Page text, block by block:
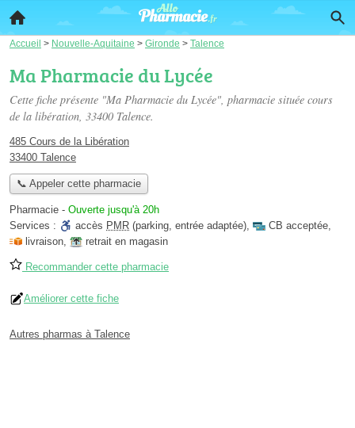
Accueil > Nouvelle-Aquitaine > Gironde > Talence
Ma Pharmacie du Lycée
Cette fiche présente "Ma Pharmacie du Lycée", pharmacie située cours
de la libération, 33400 Talence.
485 Cours de la Libération
33400 Talence
📞 Appeler cette pharmacie
Pharmacie - Ouverte jusqu'à 20h
Services :
accès PMR (parking, entrée adaptée), CB acceptée,
livraison, retrait en magasin
Recommander cette pharmacie
Améliorer cette fiche
Autres pharmas à Talence